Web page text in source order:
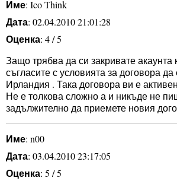
Име: Ico Think
Дата: 02.04.2010 21:01:28
Оценка: 4 / 5
Защо трябва да си закривате
съгласите с условията за договора
Ирландия . Така договора ви е
Не е толкова сложно а и никъде не
задължително да приемете новия
Име: n00
Дата: 03.04.2010 23:17:05
Оценка: 5 / 5